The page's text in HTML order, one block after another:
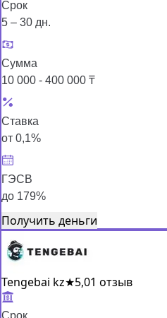
Срок
5 – 30 дн.
Сумма
10 000 - 400 000 ₸
Ставка
от 0,1%
ГЭСВ
до 179%
Получить деньги
Tengebai kz★5,01 отзыв
Срок